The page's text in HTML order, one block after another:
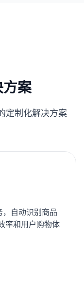
案
定制化解决方案
自动识别商品
率和用户购物体